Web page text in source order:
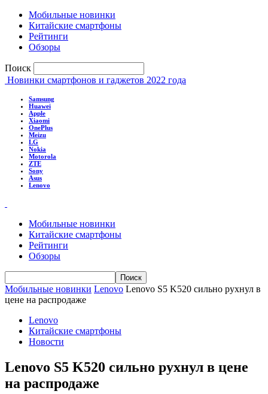
Мобильные новинки
Китайские смартфоны
Рейтинги
Обзоры
Поиск
Новинки смартфонов и гаджетов 2022 года
Samsung
Huawei
Apple
Xiaomi
OnePlus
Meizu
LG
Nokia
Motorola
ZTE
Sony
Asus
Lenovo
Мобильные новинки
Китайские смартфоны
Рейтинги
Обзоры
Мобильные новинки Lenovo Lenovo S5 K520 сильно рухнул в
цене на распродаже
Lenovo
Китайские смартфоны
Новости
Lenovo S5 K520 сильно рухнул в цене
на распродаже